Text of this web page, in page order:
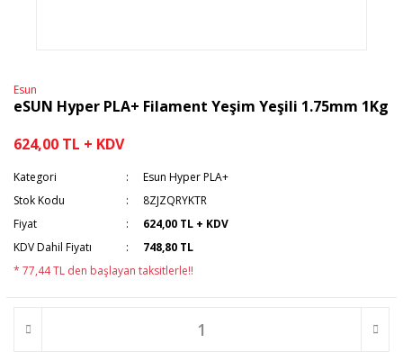
Esun
eSUN Hyper PLA+ Filament Yeşim Yeşili 1.75mm 1Kg
624,00 TL + KDV
Kategori
Esun Hyper PLA+
Stok Kodu
8ZJZQRYKTR
Fiyat
624,00 TL + KDV
KDV Dahil Fiyatı
748,80 TL
* 77,44 TL den başlayan taksitlerle!!